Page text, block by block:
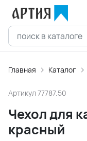
Главная Каталог
Артикул 77787.50
Чехол для
красный